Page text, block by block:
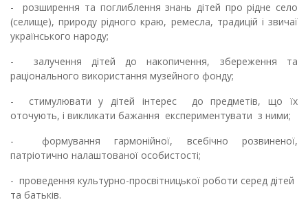
-
розширення та поглиблення знань дітей про рідне село
(селище), природу рідного краю, ремесла, традицій і звичаї
українського народу;
-
залучення дітей до накопичення, збереження та
раціонального використання музейного фонду;
-
стимулювати у дітей інтерес до предметів, що їх
оточують, і викликати бажання експериментувати з ними;
-
формування гармонійної, всебічно розвиненої,
патріотично налаштованої особистості;
- проведення культурно-просвітницької роботи серед дітей
та батьків.